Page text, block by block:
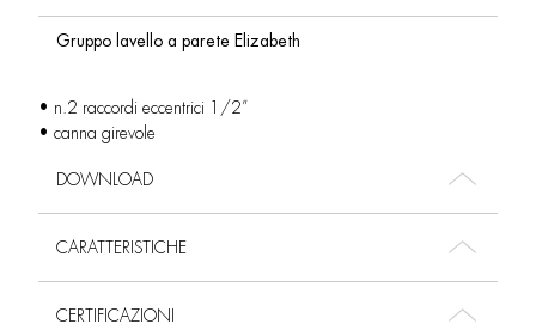
Gruppo lavello a parete Elizabeth
• n.2 raccordi eccentrici 1/2”
• canna girevole
DOWNLOAD
CARATTERISTICHE
CERTIFICAZIONI